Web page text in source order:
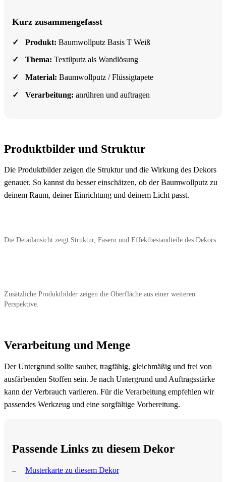
Kurz zusammengefasst
Produkt: Baumwollputz Basis T Weiß
Thema: Textilputz als Wandlösung
Material: Baumwollputz / Flüssigtapete
Verarbeitung: anrühren und auftragen
Produktbilder und Struktur
Die Produktbilder zeigen die Struktur und die Wirkung des Dekors
genauer. So kannst du besser einschätzen, ob der Baumwollputz zu
deinem Raum, deiner Einrichtung und deinem Licht passt.
Die Detailansicht zeigt Struktur, Fasern und Effektbestandteile des Dekors.
Zusätzliche Produktbilder zeigen die Oberfläche aus einer weiteren
Perspektive.
Verarbeitung und Menge
Der Untergrund sollte sauber, tragfähig, gleichmäßig und frei von
ausfärbenden Stoffen sein. Je nach Untergrund und Auftragsstärke
kann der Verbrauch variieren. Für die Verarbeitung empfehlen wir
passendes Werkzeug und eine sorgfältige Vorbereitung.
Passende Links zu diesem Dekor
Musterkarte zu diesem Dekor